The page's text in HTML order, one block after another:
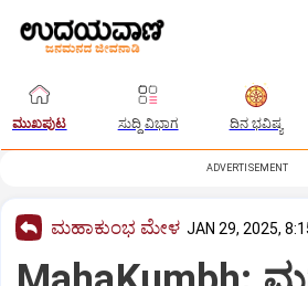
ಮುಖಪುಟ ಸುದ್ದಿ ವಿಭಾಗ ದಿನ ಭವಿಷ್ಯ
ADVERTISEMENT
ಮಹಾಕುಂಭ ಮೇಳ JAN 29, 2025,